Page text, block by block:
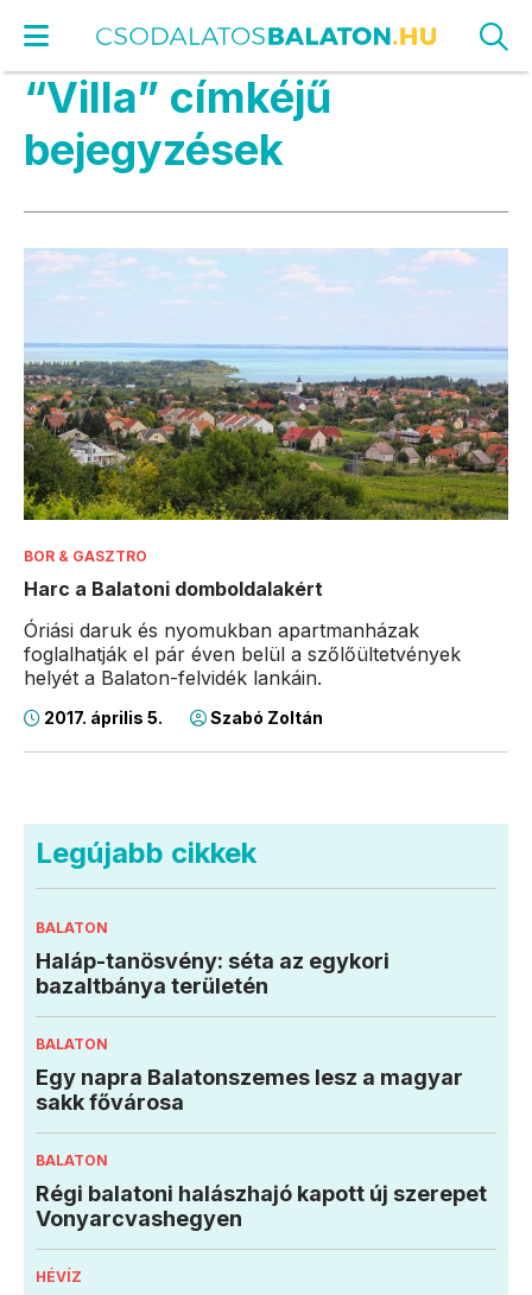
“Villa” címkéjű
bejegyzések
BOR & GASZTRO
Harc a Balatoni domboldalakért
Óriási daruk és nyomukban apartmanházak
foglalhatják el pár éven belül a szőlőültetvények
helyét a Balaton-felvidék lankáin.
2017. április 5. Szabó Zoltán
Legújabb cikkek
BALATON
Haláp-tanösvény: séta az egykori
bazaltbánya területén
BALATON
Egy napra Balatonszemes lesz a magyar
sakk fővárosa
BALATON
Régi balatoni halászhajó kapott új szerepet
Vonyarcvashegyen
HÉVÍZ